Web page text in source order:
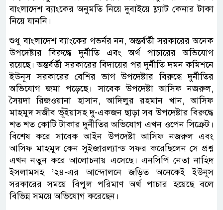
বাংলাদেশ ব্যাংকের অনুমতি নিয়ে দুবাইয়ে ফ্ল্যাট কেনার টাকা
নিয়ে যাননি।
শুধু বাংলাদেশ ব্যাংকের গভর্নর নন, অন্তর্বর্তী সরকারের অনেক
উপদেষ্টার বিরুদ্ধে দুর্নীতি এবং অর্থ পাচারের অভিযোগ
রয়েছে। অন্তর্বর্তী সরকারের বিদায়ের পর দুর্নীতি দমন কমিশনে
ইউনূস সরকারের বেশির ভাগ উপদেষ্টার বিরুদ্ধে দুর্নীতির
অভিযোগ জমা পড়েছে। সাবেক উপদেষ্টা আসিফ নজরুল,
সৈয়দা রিজওয়ানা হাসান, আদিলুর রহমান খান, আসিফ
মাহমুদ সজীব ভূঁইয়াসহ দু-একজন ছাড়া সব উপদেষ্টার বিরুদ্ধে
শত শত কোটি টাকার দুর্নীতির অভিযোগ এখন ওপেন সিক্রেট।
বিশেষ করে সাবেক আইন উপদেষ্টা আসিফ নজরুল এবং
আসিফ মাহমুদ কেন সুইজারল্যান্ড সফর করেছিলেন সে প্রশ্ন
এখন নতুন করে আলোচনায় এসেছে। এনসিপি নেতা নাহিদ
ইসলামসহ ’২৪-এর আন্দোলনে জড়িত অনেকেই ইউনূস
সরকারের সময়ে বিপুল পরিমাণ অর্থ পাচার হয়েছে বলে
বিভিন্ন সময়ে অভিযোগ করেছেন।